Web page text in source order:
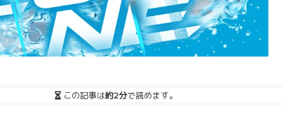
この記事は約2分で読めます。